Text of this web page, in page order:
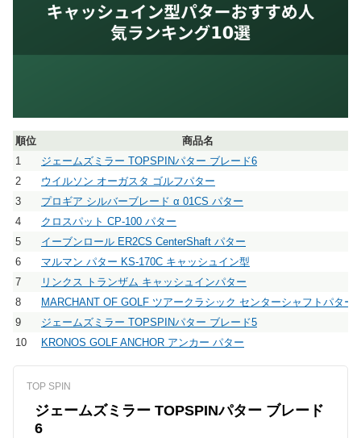
順位 商品名
1
ジェームズミラー TOPSPINパター ブレード6
2
ウイルソン オーガスタ ゴルフパター
3
プロギア シルバーブレード α 01CS パター
4
クロスパット CP-100 パター
5
イーブンロール ER2CS CenterShaft パター
6
マルマン パター KS-170C キャッシュイン型
7
リンクス トランザム キャッシュインパター
8
MARCHANT OF GOLF ツアークラシック センターシャフトパター
9
ジェームズミラー TOPSPINパター ブレード5
10
KRONOS GOLF ANCHOR アンカー パター
TOP SPIN
ジェームズミラー TOPSPINパター ブレード
6